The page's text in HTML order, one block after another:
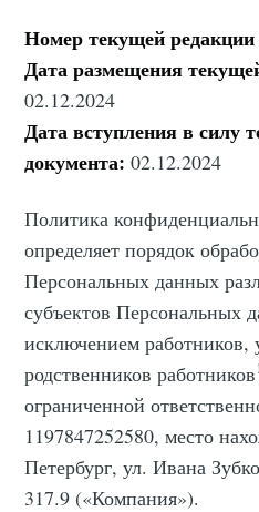
Номер текущей
Дата размещения
02.12.2024
Дата вступления в силу
документа:02.12.2024
Политика
определяет порядок
Персональных данных
субъектов Персональных
исключением работников,
родственников работников
ограниченной
1197847252580, место
Петербург, ул. Ивана
317.9 («Компания»).